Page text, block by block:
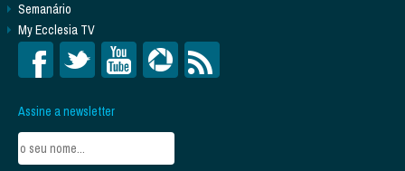
Semanário
My Ecclesia TV
Assine a newsletter